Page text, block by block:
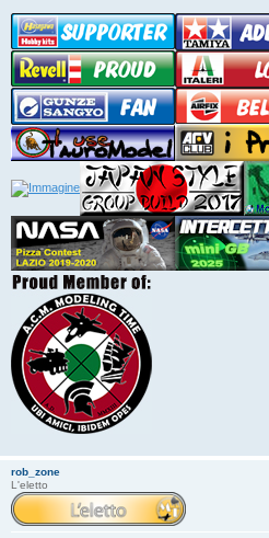
rob_zone
L'eletto